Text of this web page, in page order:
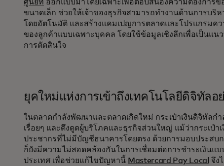
ศูนย์ที่ ออกแบบมาโดยเฉพาะเพื่อตอบสนองความต้องการข
ขนาดเล็ก ช่วยให้เจ้าของธุรกิจสามารถทำงานด้านการบริห
โดยอัตโนมัติ และสร้างแคมเปญการตลาดและโปรแกรมค
ของลูกค้าแบบเฉพาะบุคคล โดยใช้ข้อมูลเชิงลึกเพื่อเป็นแน
การตัดสินใจ
ยุคใหม่แห่งการเข้าถึงเทคโนโลยีดิจิทัลอ
ในตลาดกำลังพัฒนาและตลาดเกิดใหม่ กระเป๋าเงินดิจิทั
เรื่อยๆ และดึงดูดผู้บริโภคและธุรกิจส่วนใหญ่ แม้ว่ากระเป๋า
ประชากรที่ไม่มีบัญชีธนาคารโดยตรง ด้วยการมอบประสบ
ก็ยังมีความไม่สอดคล้องกันในการเชื่อมต่อการชำระเงินแ
ประเทศ เพื่อช่วยแก้ไขปัญหานี้ Mastercard Pay Local จึง